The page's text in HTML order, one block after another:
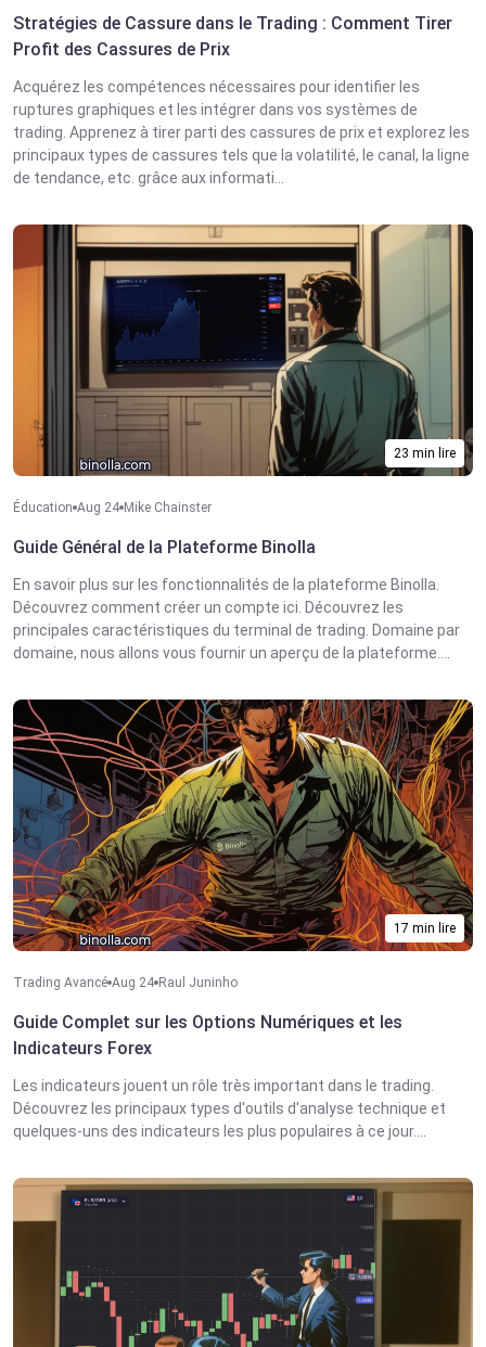
Stratégies de Cassure dans le Trading : Comment Tirer
Profit des Cassures de Prix
Acquérez les compétences nécessaires pour identifier les
ruptures graphiques et les intégrer dans vos systèmes de
trading. Apprenez à tirer parti des cassures de prix et explorez les
principaux types de cassures tels que la volatilité, le canal, la ligne
de tendance, etc. grâce aux informati...
23 min lire
Éducation Aug 24 Mike Chainster
Guide Général de la Plateforme Binolla
En savoir plus sur les fonctionnalités de la plateforme Binolla.
Découvrez comment créer un compte ici. Découvrez les
principales caractéristiques du terminal de trading. Domaine par
domaine, nous allons vous fournir un aperçu de la plateforme....
17 min lire
Trading Avancé Aug 24 Raul Juninho
Guide Complet sur les Options Numériques et les
Indicateurs Forex
Les indicateurs jouent un rôle très important dans le trading.
Découvrez les principaux types d'outils d'analyse technique et
quelques-uns des indicateurs les plus populaires à ce jour....